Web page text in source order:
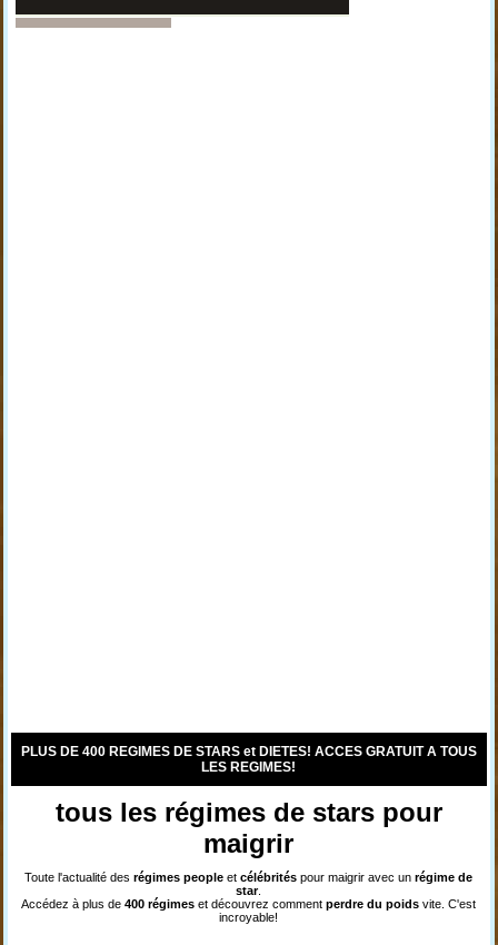
PLUS DE 400 REGIMES DE STARS et DIETES! ACCES GRATUIT A TOUS
LES REGIMES!
tous les régimes de stars pour
maigrir
Toute l'actualité desrégimespeopleetcélébrités pour maigrir avec unrégime de
star.
Accédez à plus de400 régimeset découvrez commentperdre du poidsvite. C'est
incroyable!